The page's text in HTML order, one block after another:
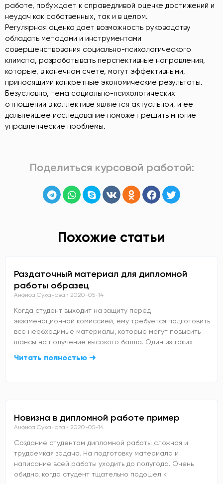
работе, побуждает к справедливой оценке достижений и
неудач как собственных, так и в целом.
Регулярная оценка дает возможность руководству
обладать методами и инструментами
совершенствования социально-психологического
климата, разрабатывать перспективные направления,
которые, в конечном счете, могут эффективными,
приносящими конкретные экономические результаты.
Безусловно, тема социально-психологических
отношений в коллективе является актуальной, и ее
дальнейшее исследование поможет решить многие
управленческие проблемы.
Поделиться курсовой работой:
Похожие статьи
Раздаточный материал для дипломной
работы образец
Анфиса Суханова 2020-05-14
Когда студент выходит на защиту перед
экзаменационной комиссией, ему требуется подготовить
все необходимые материалы, которые могут повысить
шансы на получение высокого балла. Один из таких
Читать полностью ➜
Новизна в дипломной работе пример
Анфиса Суханова 2020-05-14
Создание студентом дипломной работы сложная и
трудоемкая задача. На подготовку материала и
написание всей работы уходить до полугода. Очень
обидно, когда студент тщательно подошел к